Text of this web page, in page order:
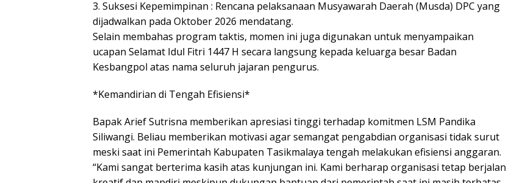
3. Suksesi Kepemimpinan : Rencana pelaksanaan Musyawarah Daerah (Musda) DPC yang
dijadwalkan pada Oktober 2026 mendatang.
Selain membahas program taktis, momen ini juga digunakan untuk menyampaikan
ucapan Selamat Idul Fitri 1447 H secara langsung kepada keluarga besar Badan
Kesbangpol atas nama seluruh jajaran pengurus.
*Kemandirian di Tengah Efisiensi*
Bapak Arief Sutrisna memberikan apresiasi tinggi terhadap komitmen LSM Pandika
Siliwangi. Beliau memberikan motivasi agar semangat pengabdian organisasi tidak surut
meski saat ini Pemerintah Kabupaten Tasikmalaya tengah melakukan efisiensi anggaran.
“Kami sangat berterima kasih atas kunjungan ini. Kami berharap organisasi tetap berjalan